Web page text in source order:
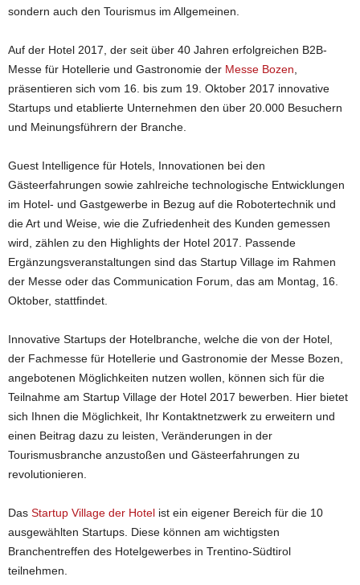
sondern auch den Tourismus im Allgemeinen.
Auf der Hotel 2017, der seit über 40 Jahren erfolgreichen B2B-
Messe für Hotellerie und Gastronomie der Messe Bozen
präsentieren sich vom 16. bis zum 19. Oktober 2017 innovative
Startups und etablierte Unternehmen den über 20.000 Besuchern
und Meinungsführern der Branche.
Guest Intelligence für Hotels, Innovationen bei den
Gästeerfahrungen sowie zahlreiche technologische Entwicklungen
im Hotel- und Gastgewerbe in Bezug auf die Robotertechnik und
die Art und Weise, wie die Zufriedenheit des Kunden gemessen
wird, zählen zu den Highlights der Hotel 2017. Passende
Ergänzungsveranstaltungen sind das Startup Village im Rahmen
der Messe oder das Communication Forum, das am Montag, 16.
Oktober, stattfindet.
Innovative Startups der Hotelbranche, welche die von der Hotel,
der Fachmesse für Hotellerie und Gastronomie der Messe Bozen,
angebotenen Möglichkeiten nutzen wollen, können sich für die
Teilnahme am Startup Village der Hotel 2017 bewerben. Hier bietet
sich Ihnen die Möglichkeit, Ihr Kontaktnetzwerk zu erweitern und
einen Beitrag dazu zu leisten, Veränderungen in der
Tourismusbranche anzustoßen und Gästeerfahrungen zu
revolutionieren.
Das Startup Village der Hotel ist ein eigener Bereich für die 10
ausgewählten Startups. Diese können am wichtigsten
Branchentreffen des Hotelgewerbes in Trentino-Südtirol
teilnehmen.